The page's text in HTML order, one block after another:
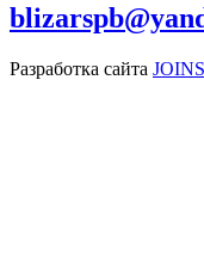
Разработка сайта